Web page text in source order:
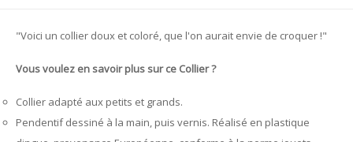
"Voici un collier doux et coloré, que l'on aurait envie de croquer !"
Vous voulez en savoir plus sur ce Collier ?
Collier adapté aux petits et grands.
Pendentif dessiné à la main, puis vernis. Réalisé en plastique